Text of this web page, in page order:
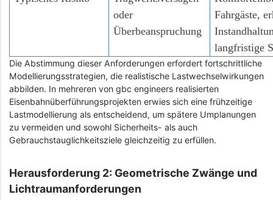
oder
Überbeanspruchung
Fahrgäste,
langfristige
Die Abstimmung dieser Anforderungen erfordert fortschrittliche
Modellierungsstrategien, die realistische Lastwechselwirkungen
abbilden. In mehreren von gbc engineers realisierten
Eisenbahnüberführungsprojekten erwies sich eine frühzeitige
Lastmodellierung als entscheidend, um spätere Umplanungen
zu vermeiden und sowohl Sicherheits- als auch
Gebrauchstauglichkeitsziele gleichzeitig zu erfüllen.
Herausforderung 2: Geometrische Zwänge und
Lichtraumanforderungen